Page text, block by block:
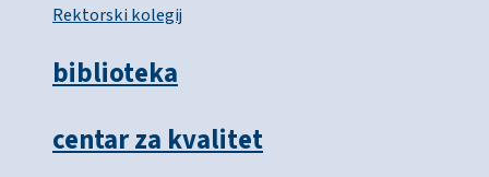
Rektorski kolegij
biblioteka
centar za kvalitet